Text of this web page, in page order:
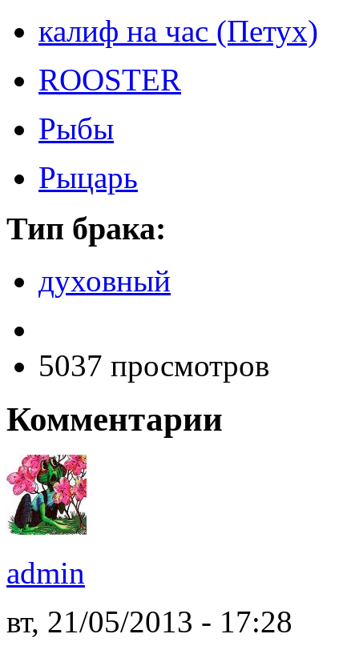
калиф на час (Петух)
ROOSTER
Рыбы
Рыцарь
Тип брака:
духовный
5037 просмотров
Комментарии
admin
вт, 21/05/2013 - 17:28